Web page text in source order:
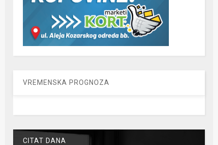
VREMENSKA PROGNOZA
CITAT DANA